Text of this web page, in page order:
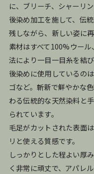
に、ブリーチ、シャーリ
後染め加工を施して、伝
残しながら、新しい姿に
素材はすべて100%ウー
法により一目一目糸を結
後染めに使用しているの
ゴなど。斬新で鮮やかな
わる伝統的な天然染料と
られています。
毛足がカットされた表面
リと使える質感です。
しっかりとした程よい厚
く非常に頑丈で、アパレ